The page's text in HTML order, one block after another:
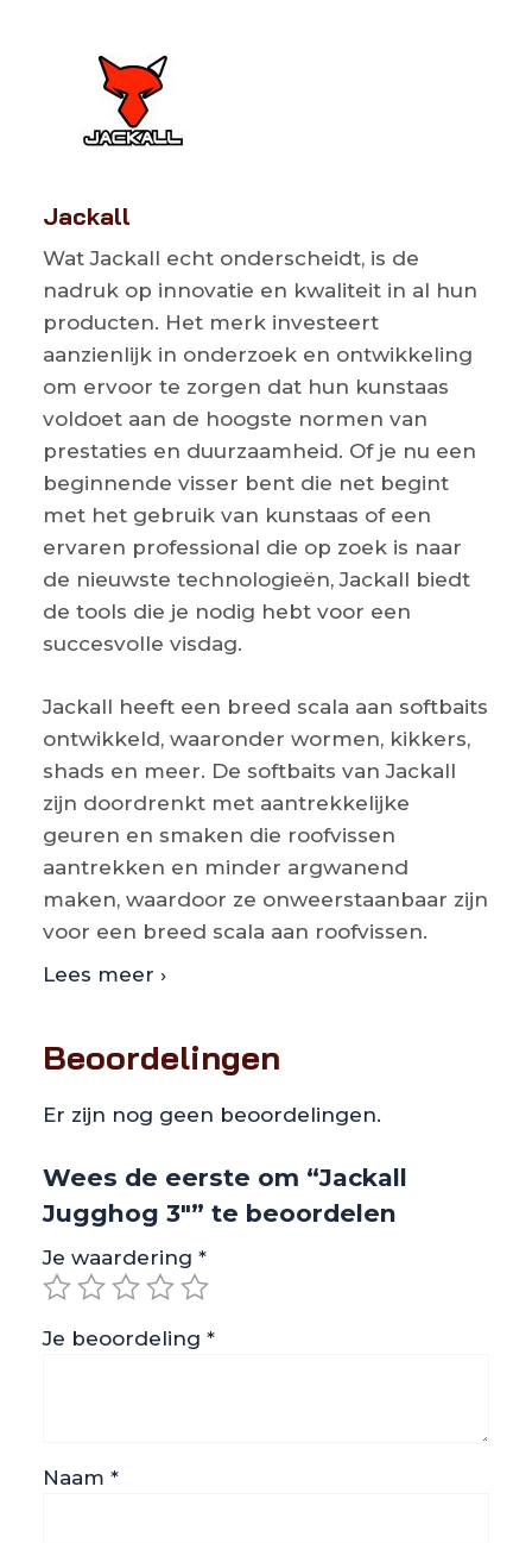
Jackall
Wat Jackall echt onderscheidt, is de
nadruk op innovatie en kwaliteit in al hun
producten. Het merk investeert
aanzienlijk in onderzoek en ontwikkeling
om ervoor te zorgen dat hun kunstaas
voldoet aan de hoogste normen van
prestaties en duurzaamheid. Of je nu een
beginnende visser bent die net begint
met het gebruik van kunstaas of een
ervaren professional die op zoek is naar
de nieuwste technologieën, Jackall biedt
de tools die je nodig hebt voor een
succesvolle visdag.
Jackall heeft een breed scala aan softbaits
ontwikkeld, waaronder wormen, kikkers,
shads en meer. De softbaits van Jackall
zijn doordrenkt met aantrekkelijke
geuren en smaken die roofvissen
aantrekken en minder argwanend
maken, waardoor ze onweerstaanbaar zijn
voor een breed scala aan roofvissen.
Lees meer ›
Beoordelingen
Er zijn nog geen beoordelingen.
Wees de eerste om “Jackall
Jugghog 3″” te beoordelen
Je waardering *
Je beoordeling *
Naam *